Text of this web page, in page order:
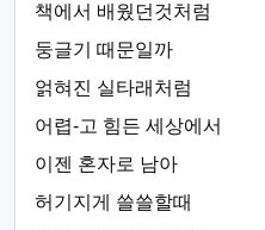
책에서 배웠던것처럼
둥글기 때문일까
얽혀진 실타래처럼
어렵-고 힘든 세상에서
이젠 혼자로 남아
허기지게 쓸쓸할때